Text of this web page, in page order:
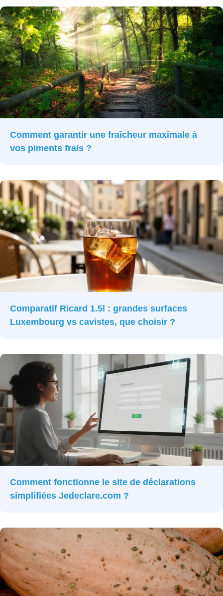
Comment garantir une fraîcheur maximale à
vos piments frais ?
Comparatif Ricard 1.5l : grandes surfaces
Luxembourg vs cavistes, que choisir ?
Comment fonctionne le site de déclarations
simplifiées Jedeclare.com ?